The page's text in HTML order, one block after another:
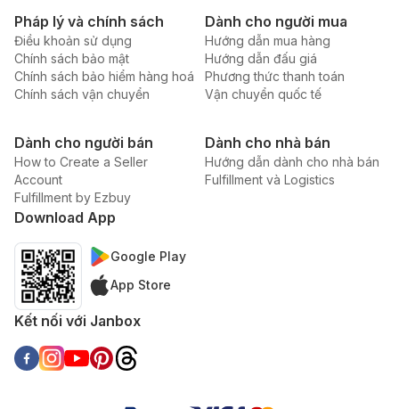
Pháp lý và chính sách
Điều khoản sử dụng
Chính sách bảo mật
Chính sách bảo hiểm hàng hoá
Chính sách vận chuyển
Dành cho người mua
Hướng dẫn mua hàng
Hướng dẫn đấu giá
Phương thức thanh toán
Vận chuyển quốc tế
Dành cho người bán
How to Create a Seller
Account
Fulfillment by Ezbuy
Dành cho nhà bán
Hướng dẫn dành cho nhà bán
Fulfillment và Logistics
Download App
Google Play
App Store
Kết nối với Janbox